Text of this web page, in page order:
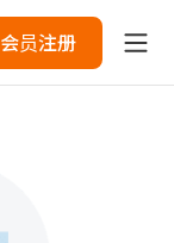
会员注册